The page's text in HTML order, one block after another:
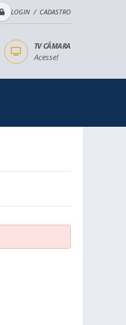
LOGIN / CADASTRO
TV CÂMARA
Acesse!